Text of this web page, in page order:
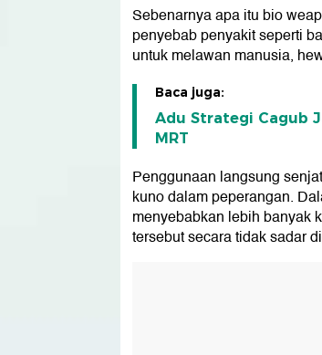
Sebenarnya apa itu bio
penyebab penyakit seperti
untuk melawan manusia,
Baca juga:
Adu Strategi Cagub
MRT
Penggunaan langsung
kuno dalam peperangan.
menyebabkan lebih banyak
tersebut secara tidak sadar